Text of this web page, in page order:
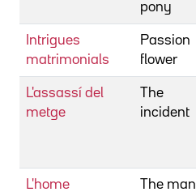
pony
Intrigues
matrimonials
Passion
flower
L'assassí del
metge
The
incident
L'home
The man